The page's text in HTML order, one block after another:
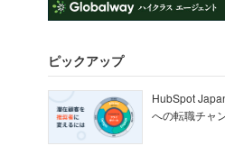
ピックアップ
HubSpot
への転職チャ